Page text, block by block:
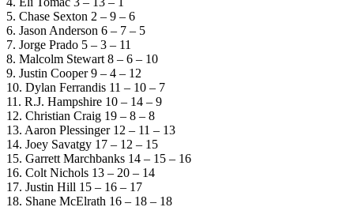
5. Chase Sexton 2 – 9 – 6
6. Jason Anderson 6 – 7 – 5
7. Jorge Prado 5 – 3 – 11
8. Malcolm Stewart 8 – 6 – 10
9. Justin Cooper 9 – 4 – 12
10. Dylan Ferrandis 11 – 10 – 7
11. R.J. Hampshire 10 – 14 – 9
12. Christian Craig 19 – 8 – 8
13. Aaron Plessinger 12 – 11 – 13
14. Joey Savatgy 17 – 12 – 15
15. Garrett Marchbanks 14 – 15 – 16
16. Colt Nichols 13 – 20 – 14
17. Justin Hill 15 – 16 – 17
18. Shane McElrath 16 – 18 – 18